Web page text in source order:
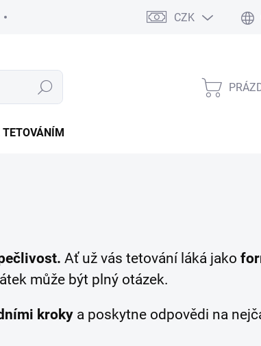
CZK
Hledat
TETOVÁNÍM
Ať už vás tetování láká jako
může být plný otázek.
kroky a poskytne odpovědi na